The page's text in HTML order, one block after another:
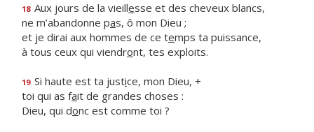
18 Aux jours de la vieillesse et des cheveux blancs,
ne m’abandonne pas, ô mon Dieu ;
et je dirai aux hommes de ce temps ta puissance,
à tous ceux qui viendront, tes exploits.
19 Si haute est ta justice, mon Dieu, +
toi qui as fait de grandes choses :
Dieu, qui donc est comme toi ?